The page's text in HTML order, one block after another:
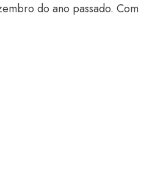
do ano passado. Com